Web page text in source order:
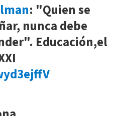
: "Quien se
nunca debe
Educación,el